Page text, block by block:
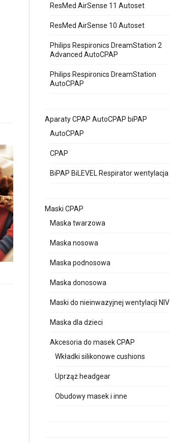
ResMed AirSense 11 Autoset
ResMed AirSense 10 Autoset
Philips Respironics DreamStation 2
Advanced AutoCPAP
Philips Respironics DreamStation
AutoCPAP
Aparaty CPAP AutoCPAP biPAP
AutoCPAP
CPAP
BiPAP BiLEVEL Respirator wentylacja
Maski CPAP
Maska twarzowa
Maska nosowa
Maska podnosowa
Maska donosowa
Maski do nieinwazyjnej wentylacji NIV
Maska dla dzieci
Akcesoria do masek CPAP
Wkładki silikonowe cushions
Uprząż headgear
Obudowy masek i inne